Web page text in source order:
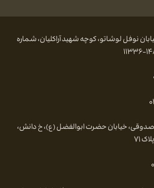
نوفل لوشاتو، کوچه شهید آراکلیان، شماره
صدوقی، خیابان حضرت ابوالفضل (ع)، خ دانش،